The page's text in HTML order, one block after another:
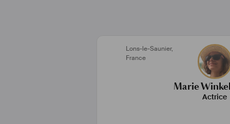
Lons-le-Saunier,
France
Marie
Actrice